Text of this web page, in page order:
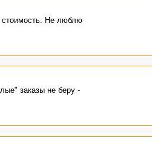
стоимость. Не люблю
заказы не беру -